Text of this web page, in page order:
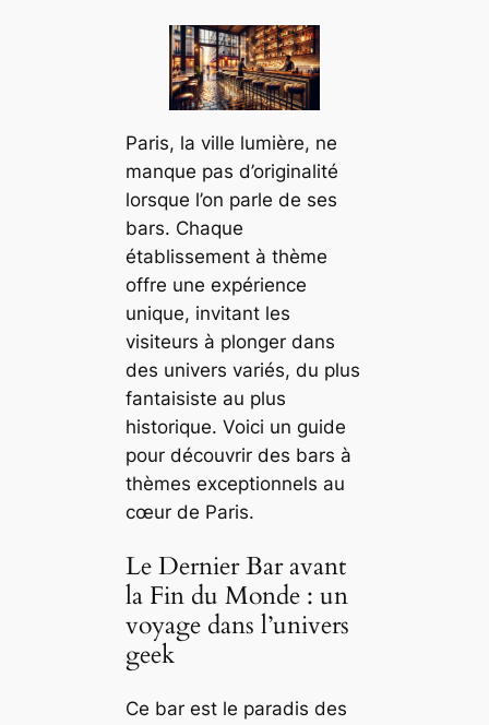
Paris, la ville lumière, ne
manque pas d’originalité
lorsque l’on parle de ses
bars. Chaque
établissement à thème
offre une expérience
unique, invitant les
visiteurs à plonger dans
des univers variés, du plus
fantaisiste au plus
historique. Voici un guide
pour découvrir des bars à
thèmes exceptionnels au
cœur de Paris.
Le Dernier Bar avant
la Fin du Monde : un
voyage dans l’univers
geek
Ce bar est le paradis des